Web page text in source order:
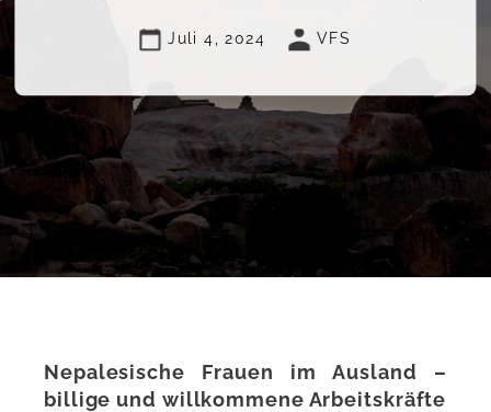
Juli 4, 2024 VFS
Nepalesische Frauen im Ausland –
billige und willkommene Arbeitskräfte